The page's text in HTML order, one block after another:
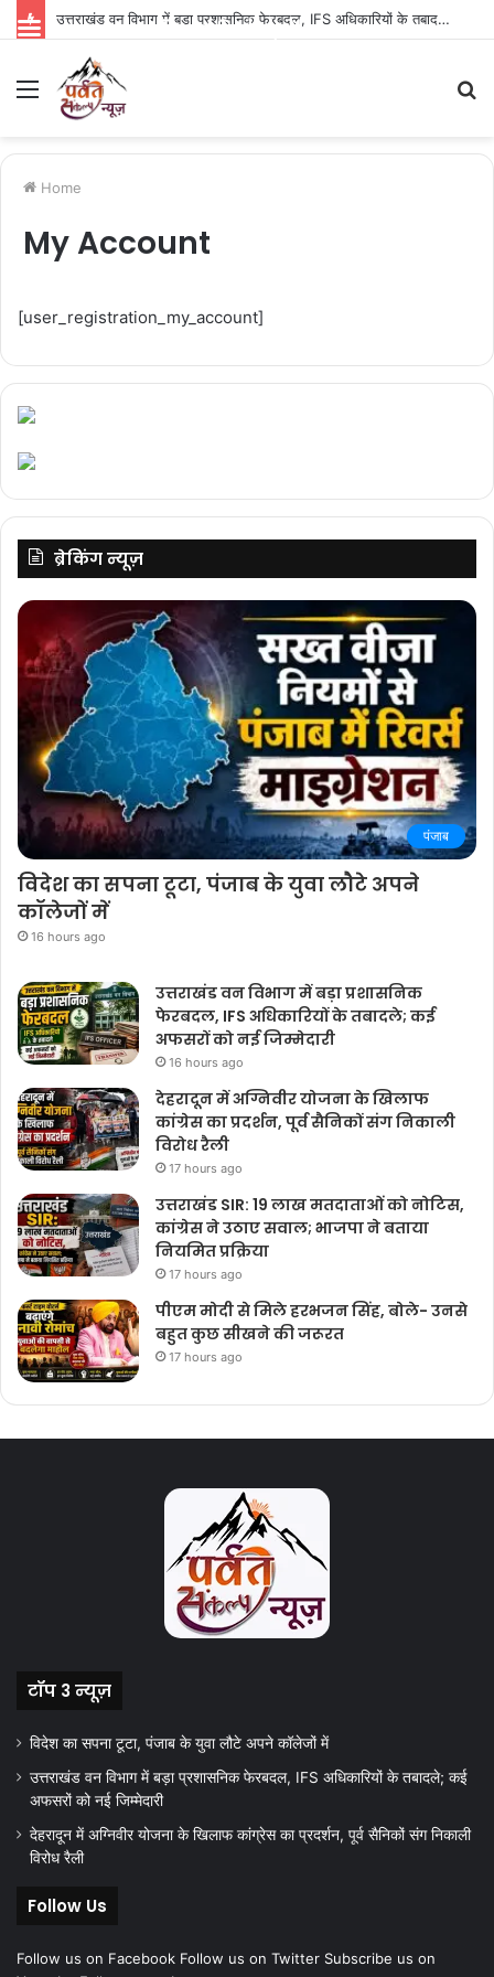
उत्तराखंड वन विभाग में बड़ा प्रशासनिक फेरबदल, IFS अधिकारियों के तबादले; कई अफसरों को नई जिम्मेदारी
Menu
Home
My Account
[user_registration_my_account]
ब्रेकिंग न्यूज़
पंजाब
विदेश का सपना टूटा, पंजाब के युवा लौटे अपने
कॉलेजों में
16 hours ago
उत्तराखंड वन विभाग में बड़ा प्रशासनिक
फेरबदल, IFS अधिकारियों के तबादले; कई
अफसरों को नई जिम्मेदारी
16 hours ago
देहरादून में अग्निवीर योजना के खिलाफ
कांग्रेस का प्रदर्शन, पूर्व सैनिकों संग निकाली
विरोध रैली
17 hours ago
उत्तराखंड SIR: 19 लाख मतदाताओं को नोटिस,
कांग्रेस ने उठाए सवाल; भाजपा ने बताया
नियमित प्रक्रिया
17 hours ago
पीएम मोदी से मिले हरभजन सिंह, बोले- उनसे
बहुत कुछ सीखने की जरूरत
17 hours ago
टॉप 3 न्यूज़
विदेश का सपना टूटा, पंजाब के युवा लौटे अपने कॉलेजों में
उत्तराखंड वन विभाग में बड़ा प्रशासनिक फेरबदल, IFS अधिकारियों के तबादले; कई
अफसरों को नई जिम्मेदारी
देहरादून में अग्निवीर योजना के खिलाफ कांग्रेस का प्रदर्शन, पूर्व सैनिकों संग निकाली
विरोध रैली
Follow Us
Follow us on Facebook Follow us on Twitter Subscribe us on
Parvat Sankalp News